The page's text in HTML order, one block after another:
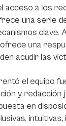
acceso a los
una serie
clave.
una
acudir las
el equipo
y
en